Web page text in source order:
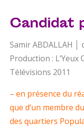
Candidat
Samir ABDALLAH
Production : L’Yeux
Télévisions 2011
– en présence du
que d’un membre
des quartiers